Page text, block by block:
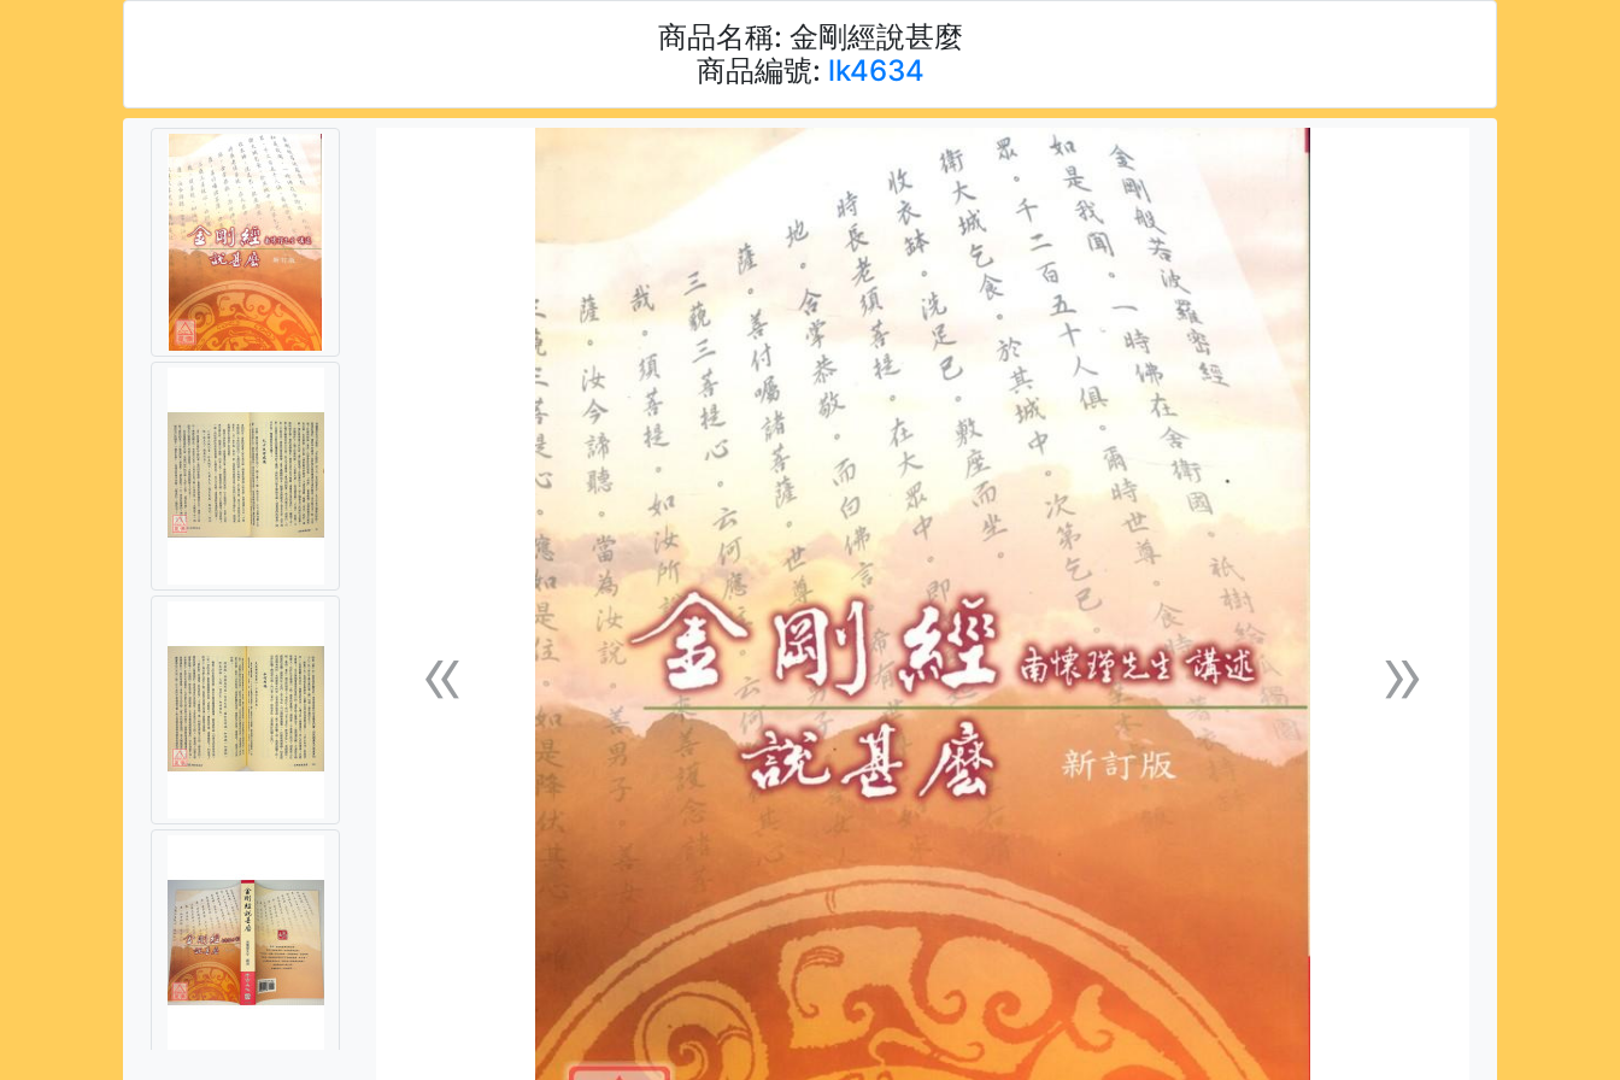
商品名稱: 金剛經說甚麼
商品編號: lk4634
«上一張 »下一張